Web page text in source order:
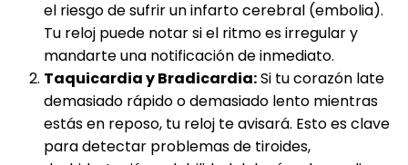
el riesgo de sufrir un infarto cerebral (embolia).
Tu reloj puede notar si el ritmo es irregular y
mandarte una notificación de inmediato.
Taquicardia y Bradicardia:Si tu corazón late
demasiado rápido o demasiado lento mientras
estás en reposo, tu reloj te avisará. Esto es clave
para detectar problemas de tiroides,